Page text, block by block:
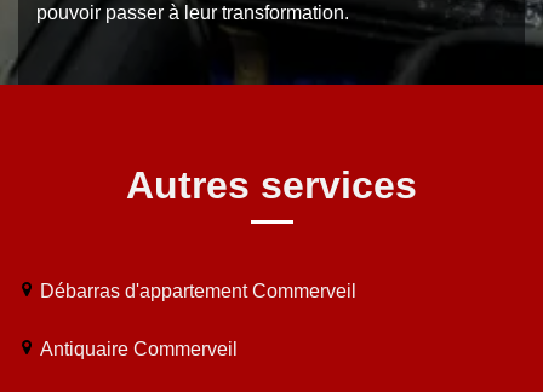
pouvoir passer à leur transformation.
Autres services
Débarras d'appartement Commerveil
Antiquaire Commerveil